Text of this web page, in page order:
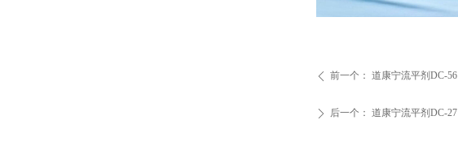
ꄴ 前一个： 道康宁流平剂DC-56
ꄲ 后一个： 道康宁流平剂DC-27